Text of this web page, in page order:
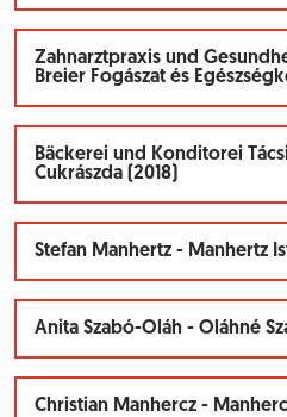
Zahnarztpraxis und
Breier Fogászat és
Bäckerei und Konditorei
Cukrászda (2018)
Stefan Manhertz - Manhertz
Anita Szabó-Oláh - Oláhné
Christian Manhercz -